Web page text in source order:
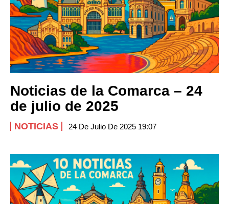
Noticias de la Comarca – 24
de julio de 2025
NOTICIAS 24 De Julio De 2025 19:07